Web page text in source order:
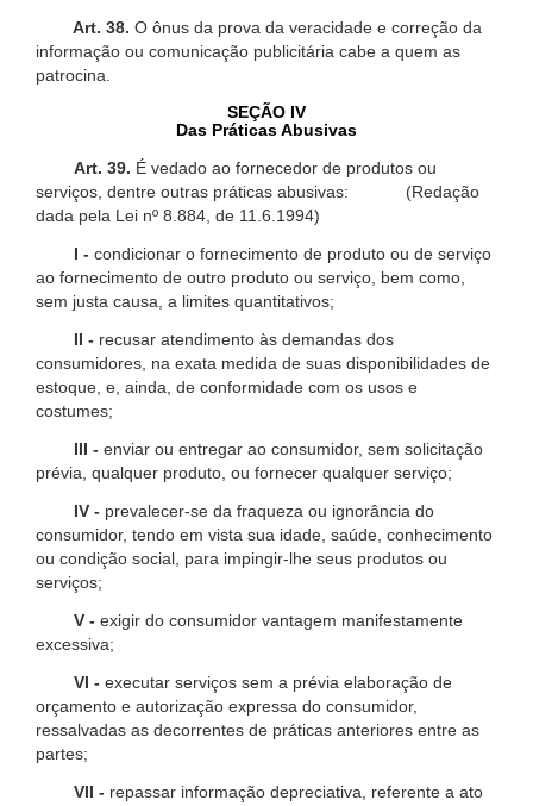
Art. 38. O ônus da prova da veracidade e correção da
informação ou comunicação publicitária cabe a quem as
patrocina.
SEÇÃO IV
Das Práticas Abusivas
Art. 39. É vedado ao fornecedor de produtos ou
serviços, dentre outras práticas abusivas: (Redação
dada pela Lei nº 8.884, de 11.6.1994)
I - condicionar o fornecimento de produto ou de serviço
ao fornecimento de outro produto ou serviço, bem como,
sem justa causa, a limites quantitativos;
II - recusar atendimento às demandas dos
consumidores, na exata medida de suas disponibilidades de
estoque, e, ainda, de conformidade com os usos e
costumes;
III - enviar ou entregar ao consumidor, sem solicitação
prévia, qualquer produto, ou fornecer qualquer serviço;
IV - prevalecer-se da fraqueza ou ignorância do
consumidor, tendo em vista sua idade, saúde, conhecimento
ou condição social, para impingir-lhe seus produtos ou
serviços;
V - exigir do consumidor vantagem manifestamente
excessiva;
VI - executar serviços sem a prévia elaboração de
orçamento e autorização expressa do consumidor,
ressalvadas as decorrentes de práticas anteriores entre as
partes;
VII - repassar informação depreciativa, referente a ato